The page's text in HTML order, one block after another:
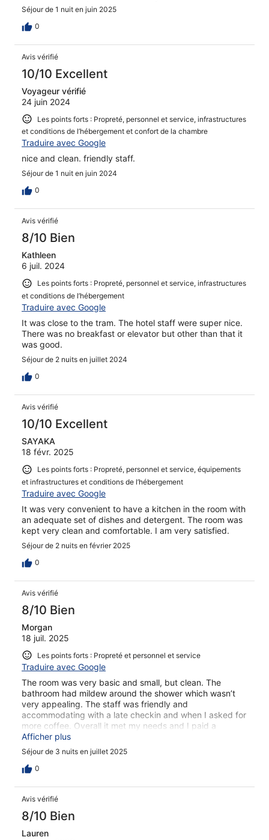
Séjour de 1 nuit en juin 2025
0
Avis vérifié
10/10 Excellent
Voyageur vérifié
24 juin 2024
Les points forts : Propreté, personnel et service, infrastructures
et conditions de l’hébergement et confort de la chambre
Traduire avec Google
nice and clean. friendly staff.
Séjour de 1 nuit en juin 2024
0
Avis vérifié
8/10 Bien
Kathleen
6 juil. 2024
Les points forts : Propreté, personnel et service, infrastructures
et conditions de l’hébergement
Traduire avec Google
It was close to the tram. The hotel staff were super nice.
There was no breakfast or elevator but other than that it
was good.
Séjour de 2 nuits en juillet 2024
0
Avis vérifié
10/10 Excellent
SAYAKA
18 févr. 2025
Les points forts : Propreté, personnel et service, équipements
et infrastructures et conditions de l’hébergement
Traduire avec Google
It was very convenient to have a kitchen in the room with
an adequate set of dishes and detergent. The room was
kept very clean and comfortable. I am very satisfied.
Séjour de 2 nuits en février 2025
0
Avis vérifié
8/10 Bien
Morgan
18 juil. 2025
Les points forts : Propreté et personnel et service
Traduire avec Google
The room was very basic and small, but clean. The
bathroom had mildew around the shower which wasn’t
very appealing. The staff was friendly and
accommodating with a late checkin and when I asked for
more coffee. Overall it met my needs and I paid a
discounted rate which I felt fair, but am glad I didn’t pay
full price for it.
Afficher plus
Séjour de 3 nuits en juillet 2025
0
Avis vérifié
8/10 Bien
Lauren